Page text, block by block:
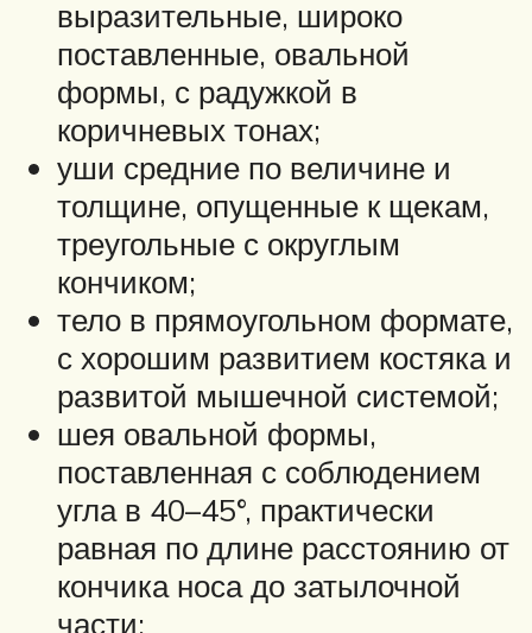
выразительные, широко
поставленные, овальной
формы, с радужкой в
коричневых тонах;
уши средние по величине и
толщине, опущенные к щекам,
треугольные с округлым
кончиком;
тело в прямоугольном формате,
с хорошим развитием костяка и
развитой мышечной системой;
шея овальной формы,
поставленная с соблюдением
угла в 40–45°, практически
равная по длине расстоянию от
кончика носа до затылочной
части;